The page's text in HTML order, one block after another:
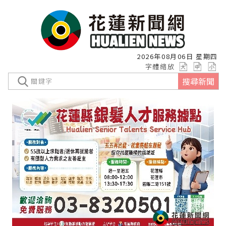
2026年08月06日 星期四
字體縮放
搜尋新聞